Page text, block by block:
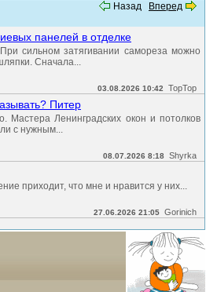
Назад Вперед
панелей в отделке
сильном затягивании самореза можно
Сначала...
03.08.2026 10:42 TopTop
Питер
Мастера Ленинградских окон и потолков
с нужным...
08.07.2026 8:18 Shyrka
приходит, что мне и нравится у них...
27.06.2026 21:05 Gorinich